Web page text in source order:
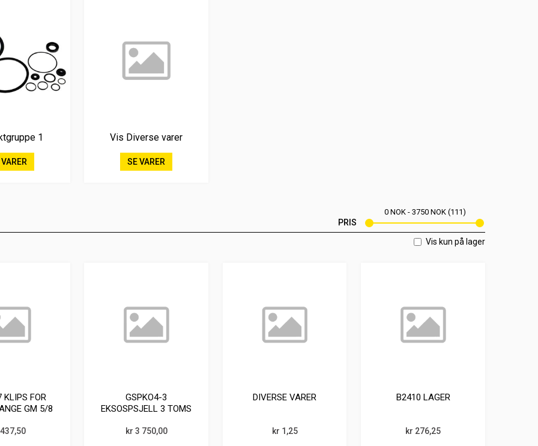
1 Vis Diverse varer
SE VARER
PRIS
0 NOK 3750 NOK 111
Vis kun på lager
KLIPS FOR
GM 5/8
GSPKO4-3
EKSOSPSJELL 3 TOMS
kr 3 750,00
DIVERSE VARER
kr 1,25
B2410 LAGER
kr 276,25